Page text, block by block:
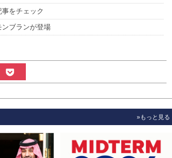
をチェック
ブランが登場
»もっと見る